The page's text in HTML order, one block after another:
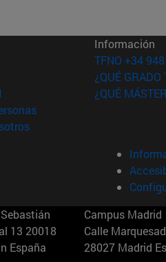
en nueva ventana)
nueva ventana)
(abre en nueva ventana)
(abre en nueva ventana)
(abre en nueva ventana)
Información
TFNO +34
¿QUÉ GRADO
¿QUÉ
13 20018
España
Campus Madrid
Calle
28027 Madrid